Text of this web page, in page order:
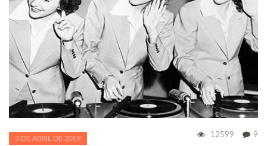
3 DE ABRIL DE 2019 12599 9